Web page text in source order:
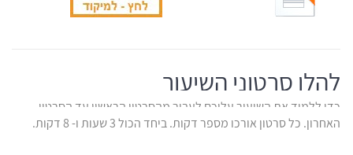
להלן סרטוני השיעור
כדי ללמוד את השיעור עליכם לעבור מהסרטון הראשון עד הסרטון
האחרון. כל סרטון אורכו מספר דקות. ביחד הכול 3 שעות ו- 8 דקות.